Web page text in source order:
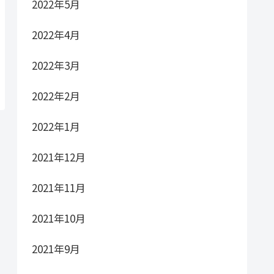
2022年5月
2022年4月
2022年3月
2022年2月
2022年1月
2021年12月
2021年11月
2021年10月
2021年9月